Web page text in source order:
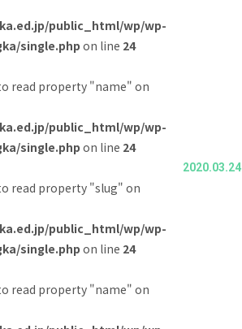
図書蔵書検索
へ
リシー
2020.03.24
public_html/wp/wp-
single.php on line 24
read property "name" on
public_html/wp/wp-
single.php on line 24
read property "slug" on
public_html/wp/wp-
single.php on line 24
read property "name" on